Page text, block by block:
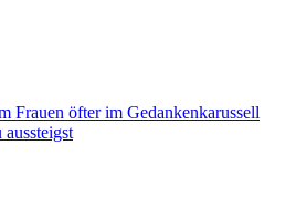
Frauen öfter im Gedankenkarussell